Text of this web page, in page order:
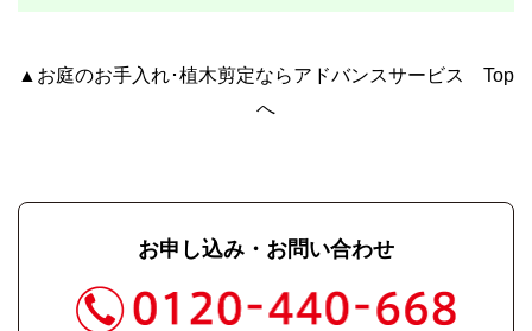
▲お庭のお手入れ･植木剪定ならアドバンスサービス Top
へ
お申し込み・お問い合わせ